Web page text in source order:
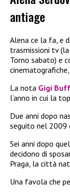
antiage
Alena ce la fa, e
trasmissioni tv
Torno sabato) e
La nota Gigi
l’anno in cui la
Due anni dopo
seguito nel 2009
Sei anni dopo
decidono di
Praga, la città
Una favola che